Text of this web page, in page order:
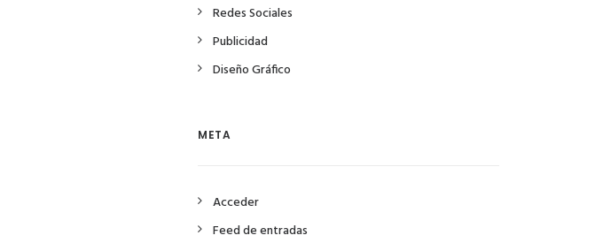
Redes Sociales
Publicidad
Diseño Gráfico
META
Acceder
Feed de entradas